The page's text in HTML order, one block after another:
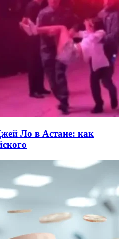
Ло в Астане: как